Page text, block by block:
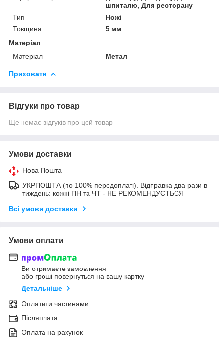
шпиталю, Для ресторану
Тип
Ножі
Товщина
5 мм
Матеріал
Матеріал
Метал
Приховати
Відгуки про товар
Ще немає відгуків про цей товар
Умови доставки
Нова Пошта
УКРПОШТА (по 100% передоплаті). Відправка два рази в
тиждень: кожні ПН та ЧТ - НЕ РЕКОМЕНДУЄТЬСЯ
Всі умови доставки
Умови оплати
Ви отримаєте замовлення
або гроші повернуться на вашу картку
Детальніше
Оплатити частинами
Післяплата
Оплата на рахунок